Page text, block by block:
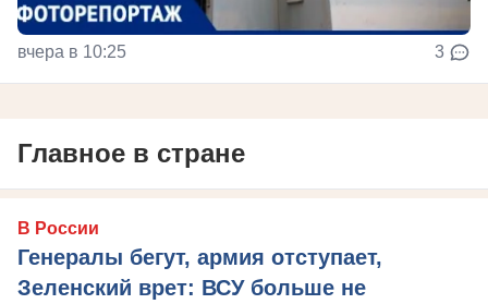
вчера в 10:25 3
Главное в стране
В России
Генералы бегут, армия отступает,
Зеленский врет: ВСУ больше не